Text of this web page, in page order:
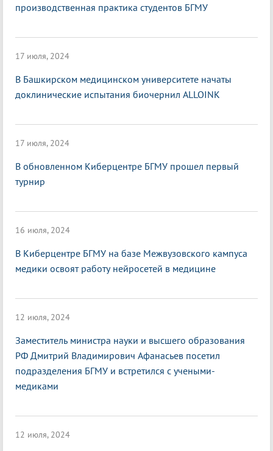
производственная практика студентов БГМУ
17 июля, 2024
В Башкирском медицинском университете начаты
доклинические испытания биочернил ALLOINK
17 июля, 2024
В обновленном Киберцентре БГМУ прошел первый
турнир
16 июля, 2024
В Киберцентре БГМУ на базе Межвузовского кампуса
медики освоят работу нейросетей в медицине
12 июля, 2024
Заместитель министра науки и высшего образования
РФ Дмитрий Владимирович Афанасьев посетил
подразделения БГМУ и встретился с учеными-
медиками
12 июля, 2024